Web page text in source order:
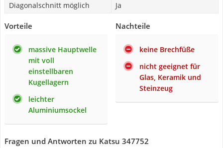
Diagonalschnitt möglich
Ja
Vorteile
massive Hauptwelle
mit voll
einstellbaren
Kugellagern
leichter
Aluminiumsockel
Nachteile
keine Brechfüße
nicht geeignet für
Glas, Keramik und
Steinzeug
Fragen und Antworten zu Katsu 347752